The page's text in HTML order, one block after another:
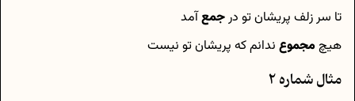
تا سر زلف پریشان تو درجمعآمد
هیچمجموع ندانم که پریشان تو نیست
مثال شماره 2